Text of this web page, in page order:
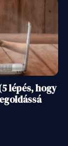
lépés, hogy